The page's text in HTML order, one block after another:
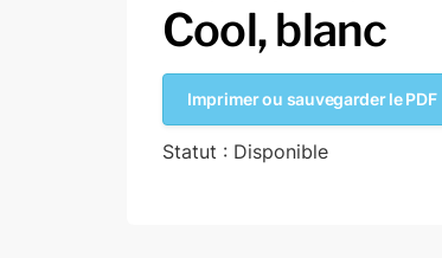
Cool, blanc
Imprimer ou sauvegarder le PDF
Statut : Disponible